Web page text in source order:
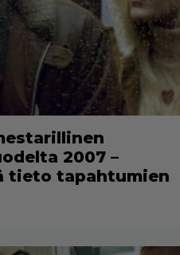
2007 –
tieto tapahtumien